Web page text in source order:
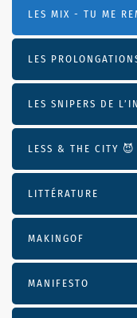
LES MIX - TU ME
LES
LES SNIPERS DE
LESS & THE CITY 😈
LITTÉRATURE
MAKINGOF
MANIFESTO